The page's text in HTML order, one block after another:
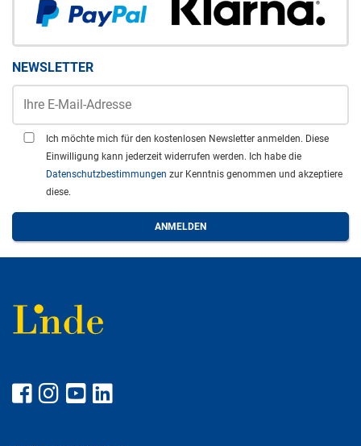
NEWSLETTER
Ich möchte mich für den kostenlosen Newsletter anmelden. Diese
Einwilligung kann jederzeit widerrufen werden. Ich habe die
Datenschutzbestimmungen zur Kenntnis genommen und akzeptiere
diese.